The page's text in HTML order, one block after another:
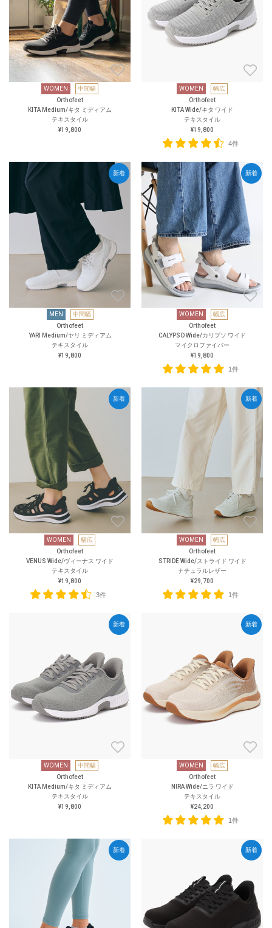
WOMEN
中間幅
Orthofeet
KITA Medium/キタ ミディアム
テキスタイル
¥19,800
WOMEN
幅広
Orthofeet
KITA Wide/キタ ワイド
テキスタイル
¥19,800
4件
新着
MEN
中間幅
Orthofeet
YARI Medium/ヤリ ミディアム
テキスタイル
¥19,800
新着
WOMEN
幅広
Orthofeet
CALYPSO Wide/カリプソ ワイド
マイクロファイバー
¥19,800
1件
新着
WOMEN
幅広
Orthofeet
VENUS Wide/ヴィーナス ワイド
テキスタイル
¥19,800
3件
新着
WOMEN
幅広
Orthofeet
STRIDE Wide/ストライド ワイド
ナチュラルレザー
¥29,700
1件
新着
WOMEN
中間幅
Orthofeet
KITA Medium/キタ ミディアム
テキスタイル
¥19,800
新着
WOMEN
幅広
Orthofeet
NIRA Wide/ニラ ワイド
テキスタイル
¥24,200
1件
新着 新着